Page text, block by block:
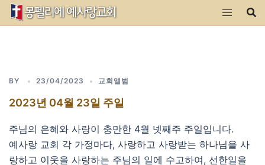
Skip
BY 23/04/2023 교회앨범
2023년 04월 23일 주일
주님의 은혜와 사랑이 충만한 4월 넷째주 주일입니다.
예사랑 교회 각 가정마다, 사랑하고 사랑받는 하나님을 사
랑하고 이웃을 사랑하는 주님의 일에 수고하여, 선한일을